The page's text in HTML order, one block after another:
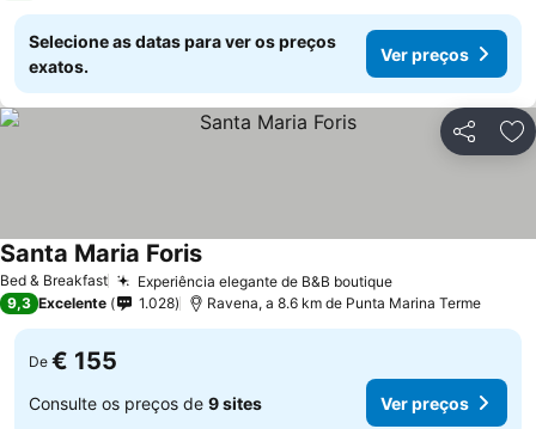
Selecione as datas para ver os preços
exatos.
Ver preços
Partilhar
Bed & Breakfast Experiência elegante de B&B boutique
Santa Maria Foris
9,3 Excelente 1.028 Ravena, a 8.6 km de Punta Marina Terme
De € 155
Consulte os preços de 9 sites Ver preços